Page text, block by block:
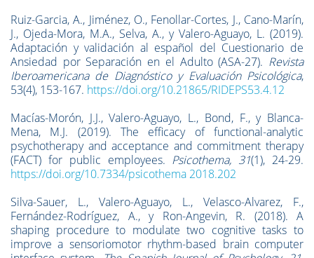
Ruiz-Garcia, A., Jiménez, O., Fenollar-Cortes, J., Cano-Marín,
J., Ojeda-Mora, M.A., Selva, A., y Valero-Aguayo, L. (2019).
Adaptación y validación al español del Cuestionario de
Ansiedad por Separación en el Adulto (ASA-27). Revista
Iberoamericana de Diagnóstico y Evaluación Psicológica,
53(4), 153-167. https://doi.org/10.21865/RIDEPS53.4.12
Macías-Morón, J.J., Valero-Aguayo, L., Bond, F., y Blanca-
Mena, M.J. (2019). The efficacy of functional-analytic
psychotherapy and acceptance and commitment therapy
(FACT) for public employees. Psicothema, 31(1), 24-29.
https://doi.org/10.7334/psicothema 2018.202
Silva-Sauer, L., Valero-Aguayo, L., Velasco-Alvarez, F.,
Fernández-Rodríguez, A., y Ron-Angevin, R. (2018). A
shaping procedure to modulate two cognitive tasks to
improve a sensoriomotor rhythm-based brain computer